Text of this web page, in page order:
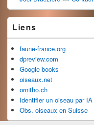
Liens
faune-france.org
dpreview.com
Google books
oiseaux.net
ornitho.ch
Identifier un oiseau par IA
Obs. oiseaux en Suisse